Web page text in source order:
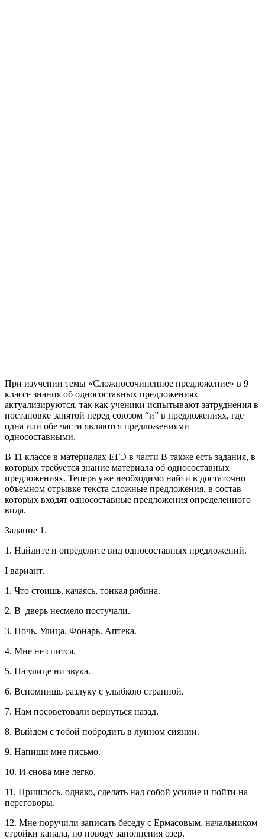
При изучении темы «Сложносочиненное предложение» в 9
классе знания об односоставных предложениях
актуализируются, так как ученики испытывают затруднения в
постановке запятой перед союзом “и” в предложениях, где
одна или обе части являются предложениями
односоставными.
В 11 классе в материалах ЕГЭ в части В также есть задания, в
которых требуется знание материала об односоставных
предложениях. Теперь уже необходимо найти в достаточно
объемном отрывке текста сложные предложения, в состав
которых входят односоставные предложения определенного
вида.
Задание 1.
1. Найдите и определите вид односоставных предложений.
I вариант.
1. Что стоишь, качаясь, тонкая рябина.
2. В дверь несмело постучали.
3. Ночь. Улица. Фонарь. Аптека.
4. Мне не спится.
5. На улице ни звука.
6. Вспомнишь разлуку с улыбкою странной.
7. Нам посоветовали вернуться назад.
8. Выйдем с тобой побродить в лунном сиянии.
9. Напиши мне письмо.
10. И снова мне легко.
11. Пришлось, однако, сделать над собой усилие и пойти на
переговоры.
12. Мне поручили записать беседу с Ермасовым, начальником
стройки канала, по поводу заполнения озер.